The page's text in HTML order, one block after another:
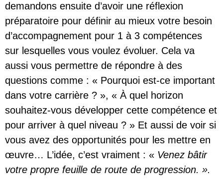
demandons ensuite d’avoir une réflexion
préparatoire pour définir au mieux votre besoin
d’accompagnement pour 1 à 3 compétences
sur lesquelles vous voulez évoluer. Cela va
aussi vous permettre de répondre à des
questions comme : « Pourquoi est-ce important
dans votre carrière ? », « À quel horizon
souhaitez-vous développer cette compétence et
pour arriver à quel niveau ? » Et aussi de voir si
vous avez des opportunités pour les mettre en
œuvre… L’idée, c’est vraiment : « Venez bâtir
votre propre feuille de route de progression. ».